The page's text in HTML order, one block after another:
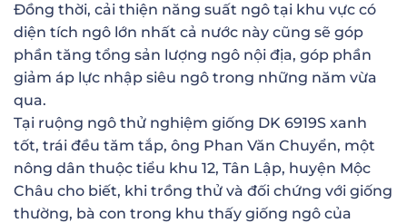
Đồng thời, cải thiện năng suất ngô tại khu vực có
diện tích ngô lớn nhất cả nước này cũng sẽ góp
phần tăng tổng sản lượng ngô nội địa, góp phần
giảm áp lực nhập siêu ngô trong những năm vừa
qua.
Tại ruộng ngô thử nghiệm giống DK 6919S xanh
tốt, trái đều tăm tắp, ông Phan Văn Chuyển, một
nông dân thuộc tiểu khu 12, Tân Lập, huyện Mộc
Châu cho biết, khi trồng thử và đối chứng với giống
thường, bà con trong khu thấy giống ngô của